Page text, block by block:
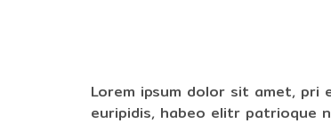
Lorem ipsum dolor sit amet, pri
euripidis, habeo elitr patrioque